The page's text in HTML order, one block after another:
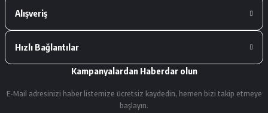
Alışveriş
Hızlı Bağlantılar
Kampanyalardan Haberdar olun
E-Mail adresinizi haber listemize ücretsiz kaydedin, hemen bizi takip etmeye
başlayın.